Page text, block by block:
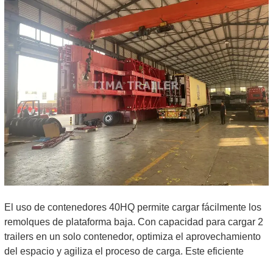
El uso de contenedores 40HQ permite cargar fácilmente los
remolques de plataforma baja. Con capacidad para cargar 2
trailers en un solo contenedor, optimiza el aprovechamiento
del espacio y agiliza el proceso de carga. Este eficiente